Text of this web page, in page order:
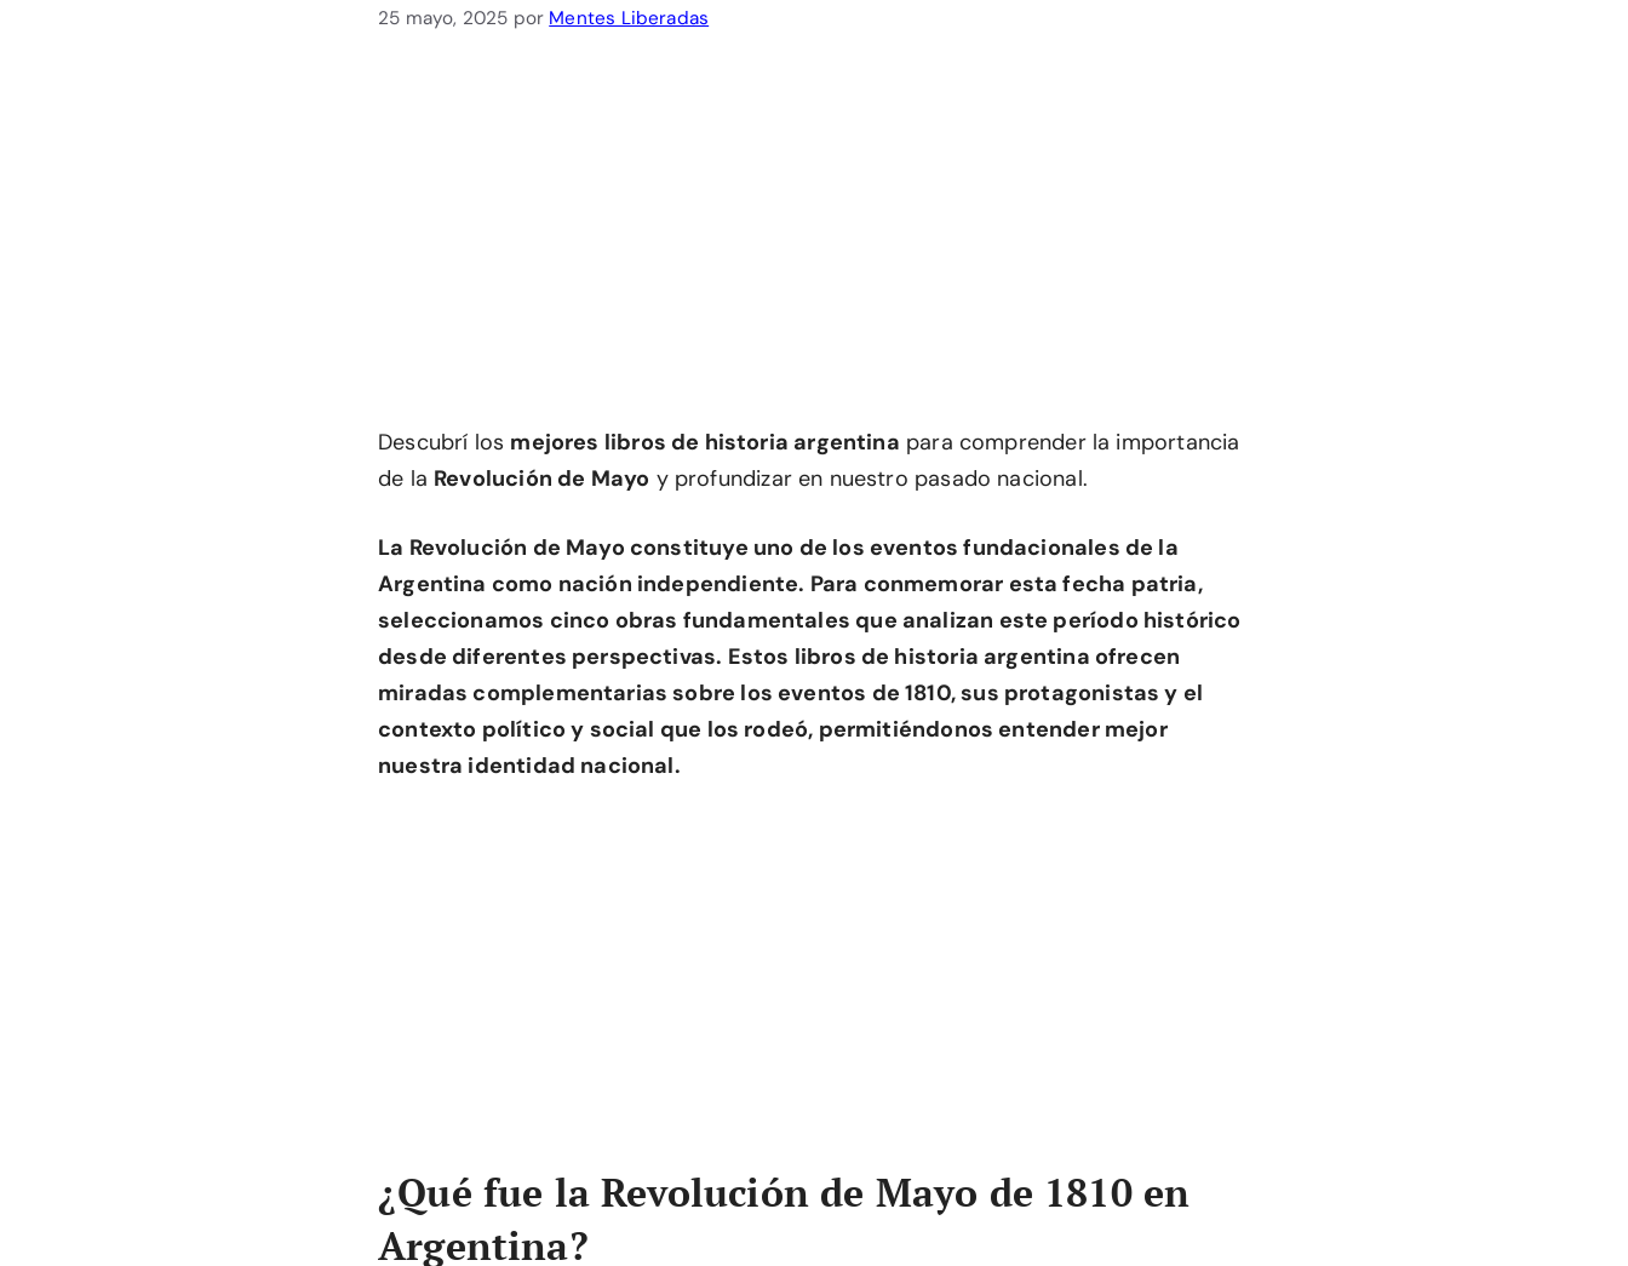
25 mayo, 2025 por Mentes Liberadas
Descubrí los mejores libros de historia argentina para comprender la importancia
de la Revolución de Mayo y profundizar en nuestro pasado nacional.
La Revolución de Mayo constituye uno de los eventos fundacionales de la
Argentina como nación independiente. Para conmemorar esta fecha patria,
seleccionamos cinco obras fundamentales que analizan este período histórico
desde diferentes perspectivas. Estos libros de historia argentina ofrecen
miradas complementarias sobre los eventos de 1810, sus protagonistas y el
contexto político y social que los rodeó, permitiéndonos entender mejor
nuestra identidad nacional.
¿Qué fue la Revolución de Mayo de 1810 en
Argentina?